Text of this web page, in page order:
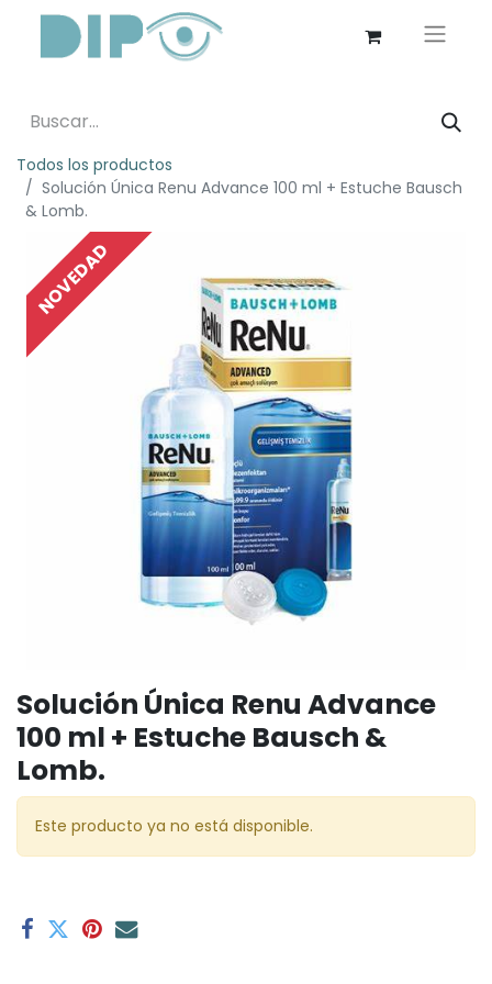
Todos los productos
Solución Única Renu Advance 100 ml + Estuche Bausch
& Lomb.
NOVEDAD
Solución Única Renu Advance
100 ml + Estuche Bausch &
Lomb.
Este producto ya no está disponible.